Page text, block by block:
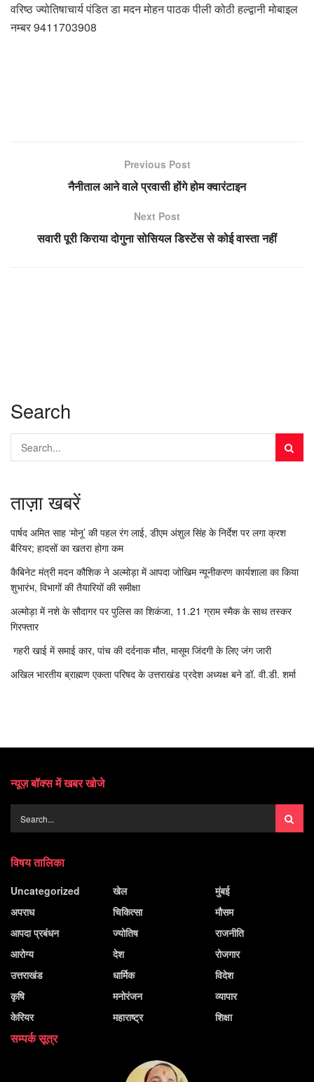
वरिष्ठ ज्योतिषाचार्य पंडित डा मदन मोहन पाठक पीली कोठी हल्द्वानी मोबाइल
नम्बर 9411703908
Previous Post
नैनीताल आने वाले प्रवासी होंगे होम क्वारंटाइन
Next Post
सवारी पूरी किराया दोगुना सोसियल डिस्टेंस से कोई वास्ता नहीं
Search
ताज़ा खबरें
पार्षद अमित साह ‘मोनू’ की पहल रंग लाई, डीएम अंशुल सिंह के निर्देश पर लगा क्रश
बैरियर; हादसों का खतरा होगा कम
कैबिनेट मंत्री मदन कौशिक ने अल्मोड़ा में आपदा जोखिम न्यूनीकरण कार्यशाला का किया
शुभारंभ, विभागों की तैयारियों की समीक्षा
अल्मोड़ा में नशे के सौदागर पर पुलिस का शिकंजा, 11.21 ग्राम स्मैक के साथ तस्कर
गिरफ्तार
गहरी खाई में समाई कार, पांच की दर्दनाक मौत, मासूम जिंदगी के लिए जंग जारी
अखिल भारतीय ब्राह्मण एकता परिषद के उत्तराखंड प्रदेश अध्यक्ष बने डॉ. वी.डी. शर्मा
न्यूज़ बॉक्स में खबर खोजे
विषय तालिका
Uncategorized
अपराध
आपदा प्रबंधन
आरोग्य
उत्तराखंड
कृषि
केरियर
खेल
चिकित्सा
ज्योतिष
देश
धार्मिक
मनोरंजन
महाराष्ट्र
मुंबई
मौसम
राजनीति
रोजगार
विदेश
व्यापार
शिक्षा
सम्पर्क सूत्र